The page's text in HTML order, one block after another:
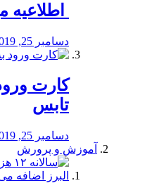
اطلاعیه
دسامبر 25, 2019
کارت
تابس
دسامبر 25, 2019
آموزش و پرورش